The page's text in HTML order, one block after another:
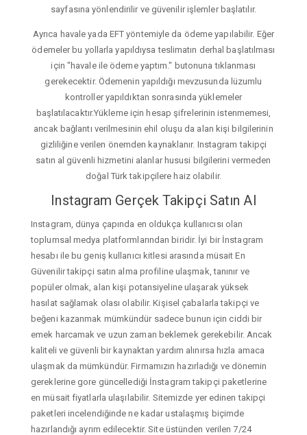
sayfasına yönlendirilir ve güvenilir işlemler başlatılır.
Ayrıca havale yada EFT yöntemiyle da ödeme yapılabilir. Eğer
ödemeler bu yollarla yapıldıysa teslimatın derhal başlatılması
için "havale ile ödeme yaptım." butonuna tıklanması
gerekecektir. Ödemenin yapıldığı mevzusunda lüzumlu
kontroller yapıldıktan sonrasında yüklemeler
başlatılacaktır.Yükleme için hesap şifrelerinin istenmemesi,
ancak bağlantı verilmesinin ehil oluşu da alan kişi bilgilerinin
gizliliğine verilen önemden kaynaklanır. Instagram takipçi
satın al güvenli hizmetini alanlar hususi bilgilerini vermeden
doğal Türk takipçilere haiz olabilir.
Instagram Gerçek Takipçi Satın Al
Instagram, dünya çapında en oldukça kullanıcısı olan
toplumsal medya platformlarından biridir. İyi bir İnstagram
hesabı ile bu geniş kullanıcı kitlesi arasında müsait En
Güvenilir takipçi satın alma profiline ulaşmak, tanınır ve
popüler olmak, alan kişi potansiyeline ulaşarak yüksek
hasılat sağlamak olası olabilir. Kişisel çabalarla takipçi ve
beğeni kazanmak mümkündür sadece bunun için ciddi bir
emek harcamak ve uzun zaman beklemek gerekebilir. Ancak
kaliteli ve güvenli bir kaynaktan yardım alınırsa hızla amaca
ulaşmak da mümkündür. Firmamızın hazırladığı ve dönemin
gereklerine gore güncellediği İnstagram takipçi paketlerine
en müsait fiyatlarla ulaşılabilir. Sitemizde yer edinen takipçi
paketleri incelendiğinde ne kadar ustalaşmış biçimde
hazırlandığı ayrım edilecektir. Site üstünden verilen 7/24